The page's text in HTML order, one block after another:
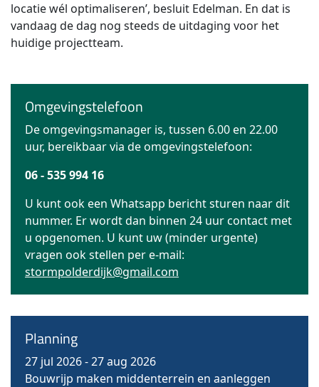
locatie wél optimaliseren’, besluit Edelman. En dat is
vandaag de dag nog steeds de uitdaging voor het
huidige projectteam.
Omgevingstelefoon
De omgevingsmanager is, tussen 6.00 en 22.00
uur, bereikbaar via de omgevingstelefoon:
06 - 535 994 16
U kunt ook een Whatsapp bericht sturen naar dit
nummer. Er wordt dan binnen 24 uur contact met
u opgenomen. U kunt uw (minder urgente)
vragen ook stellen per e-mail:
stormpolderdijk@gmail.com
Planning
27 jul 2026-27 aug 2026
Bouwrijp maken middenterrein en aanleggen